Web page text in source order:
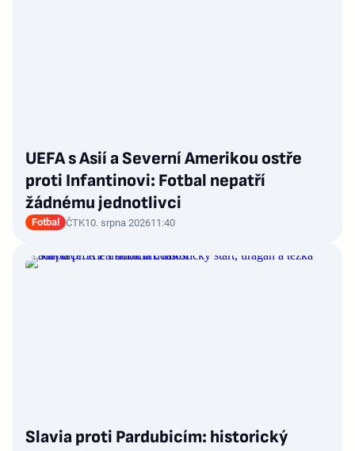
UEFA s Asií a Severní Amerikou ostře
proti Infantinovi: Fotbal nepatří
žádnému jednotlivci
Fotbal ČTK10. srpna 202611:40
Slavia proti Pardubicím: historický